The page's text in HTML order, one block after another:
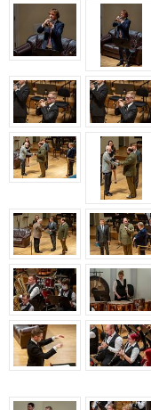
Aastakontsert 2020